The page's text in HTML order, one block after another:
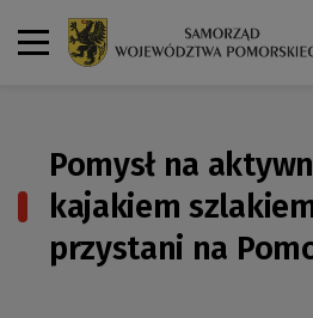
Pomysł na
kajakiem
przystani na